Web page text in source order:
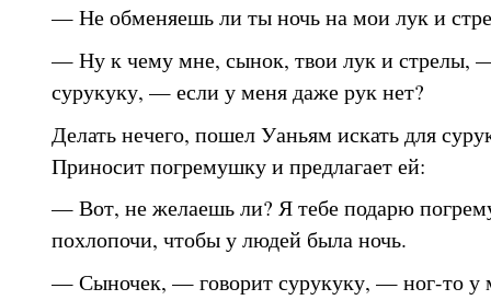
— Не обменяешь ли ты ночь на мои лук и
— Ну к чему мне, сынок, твои лук и стрелы,
сурукуку, — если у меня даже рук нет?
Делать нечего, пошел Уаньям искать для
Приносит погремушку и предлагает ей:
— Вот, не желаешь ли? Я тебе подарю
похлопочи, чтобы у людей была ночь.
— Сыночек, — говорит сурукуку, — ног-то у